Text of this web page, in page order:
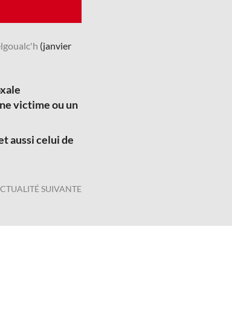
(janvier
victime ou un
aussi celui de
SUIVANTE